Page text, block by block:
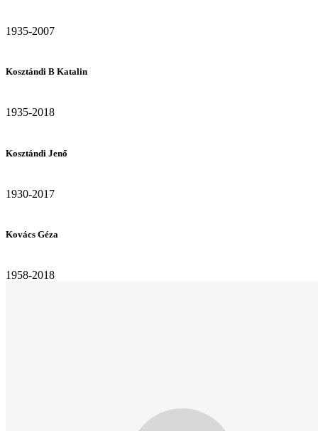
1935-2007
Kosztándi B Katalin
1935-2018
Kosztándi Jenő
1930-2017
Kovács Géza
1958-2018